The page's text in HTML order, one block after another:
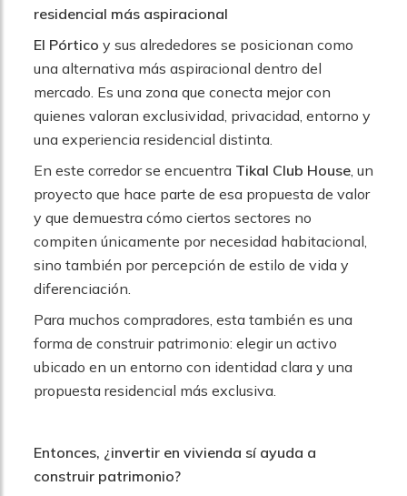
residencial más aspiracional
El Pórtico y sus alrededores se posicionan como
una alternativa más aspiracional dentro del
mercado. Es una zona que conecta mejor con
quienes valoran exclusividad, privacidad, entorno y
una experiencia residencial distinta.
En este corredor se encuentra Tikal Club House , un
proyecto que hace parte de esa propuesta de valor
y que demuestra cómo ciertos sectores no
compiten únicamente por necesidad habitacional,
sino también por percepción de estilo de vida y
diferenciación.
Para muchos compradores, esta también es una
forma de construir patrimonio: elegir un activo
ubicado en un entorno con identidad clara y una
propuesta residencial más exclusiva.
Entonces, ¿invertir en vivienda sí ayuda a
construir patrimonio?